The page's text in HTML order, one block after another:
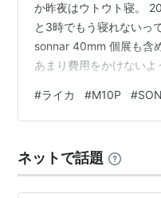
か昨夜はウトウト寝。
と3時でもう寝れないっ
sonnar 40mm 個展も含
あまり費用をかけない
sonnar 40mm 今の俺の
LEICA M10P Rollei
さんなだけ。 LEIC…
#ライカ #M10P #
ネットで話題